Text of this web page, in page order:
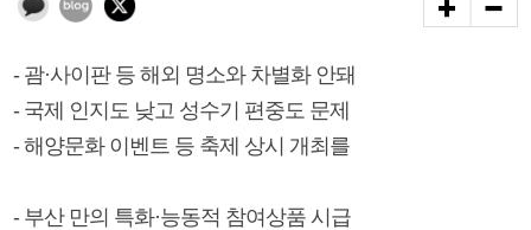
- 괌·사이판 등 해외 명소와 차별화 안돼
- 국제 인지도 낮고 성수기 편중도 문제
- 해양문화 이벤트 등 축제 상시 개최를
- 부산 만의 특화·능동적 참여상품 시급